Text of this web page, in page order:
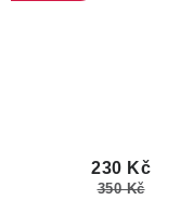
230 Kč
350 Kč